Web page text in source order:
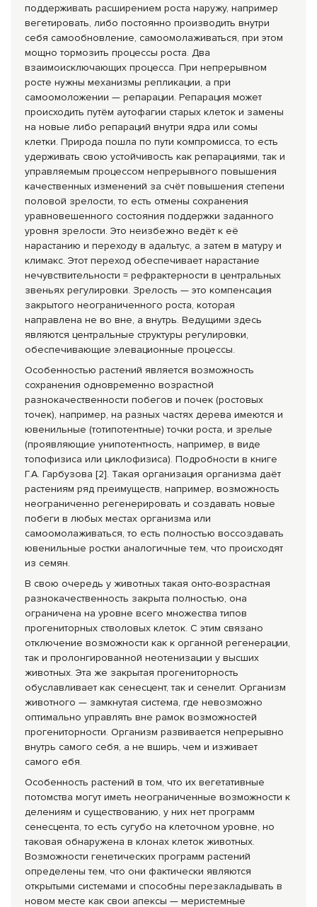
поддерживать расширением роста наружу, например
вегетировать, либо постоянно производить внутри
себя самообновление, самоомолаживаться, при этом
мощно тормозить процессы роста. Два
взаимоисключающих процесса. При непрерывном
росте нужны механизмы репликации, а при
самоомоложении — репарации. Репарация может
происходить путём аутофагии старых клеток и замены
на новые либо репараций внутри ядра или сомы
клетки. Природа пошла по пути компромисса, то есть
удерживать свою устойчивость как репарациями, так и
управляемым процессом непрерывного повышения
качественных изменений за счёт повышения степени
половой зрелости, то есть отмены сохранения
уравновешенного состояния поддержки заданного
уровня зрелости. Это неизбежно ведёт к её
нарастанию и переходу в адальтус, а затем в матуру и
климакс. Этот переход обеспечивает нарастание
нечувствительности = рефрактерности в центральных
звеньях регулировки. Зрелость — это компенсация
закрытого неограниченного роста, которая
направлена не во вне, а внутрь. Ведущими здесь
являются центральные структуры регулировки,
обеспечивающие элевационные процессы.
Особенностью растений является возможность
сохранения одновременно возрастной
разнокачественности побегов и почек (ростовых
точек), например, на разных частях дерева имеются и
ювенильные (тотипотентные) точки роста, и зрелые
(проявляющие унипотентность, например, в виде
топофизиса или циклофизиса). Подробности в книге
Г.А. Гарбузова [2]. Такая организация организма даёт
растениям ряд преимуществ, например, возможность
неограниченно регенерировать и создавать новые
побеги в любых местах организма или
самоомолаживаться, то есть полностью воссоздавать
ювенильные ростки аналогичные тем, что происходят
из семян.
В свою очередь у животных такая онто-возрастная
разнокачественность закрыта полностью, она
ограничена на уровне всего множества типов
прогениторных стволовых клеток. С этим связано
отключение возможности как к органной регенерации,
так и пролонгированной неотенизации у высших
животных. Эта же закрытая прогениторность
обуславливает как сенесцент, так и сенелит. Организм
животного — замкнутая система, где невозможно
оптимально управлять вне рамок возможностей
прогениторности. Организм развивается непрерывно
внутрь самого себя, а не вширь, чем и изживает
самого ебя.
Особенность растений в том, что их вегетативные
потомства могут иметь неограниченные возможности к
делениям и существованию, у них нет программ
сенесцента, то есть сугубо на клеточном уровне, но
таковая обнаружена в клонах клеток животных.
Возможности генетических программ растений
определены тем, что они фактически являются
открытыми системами и способны перезакладывать в
новом месте как свои апексы — меристемные